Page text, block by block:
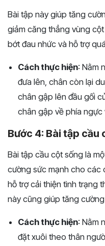
Bài tập này giúp tăng
giảm căng thẳng vùng
bớt đau nhức và hỗ trợ
Cách thực hiện: Nằm
đưa lên, chân còn lại
chân gập lên đầu gối
chân gập về phía ngực
Bước 4: Bài tập cầu
Bài tập cầu cột sống là
cường sức mạnh cho các
hỗ trợ cải thiện tình trạng
này cũng giúp tăng
Cách thực hiện: Nằm
đặt xuôi theo thân